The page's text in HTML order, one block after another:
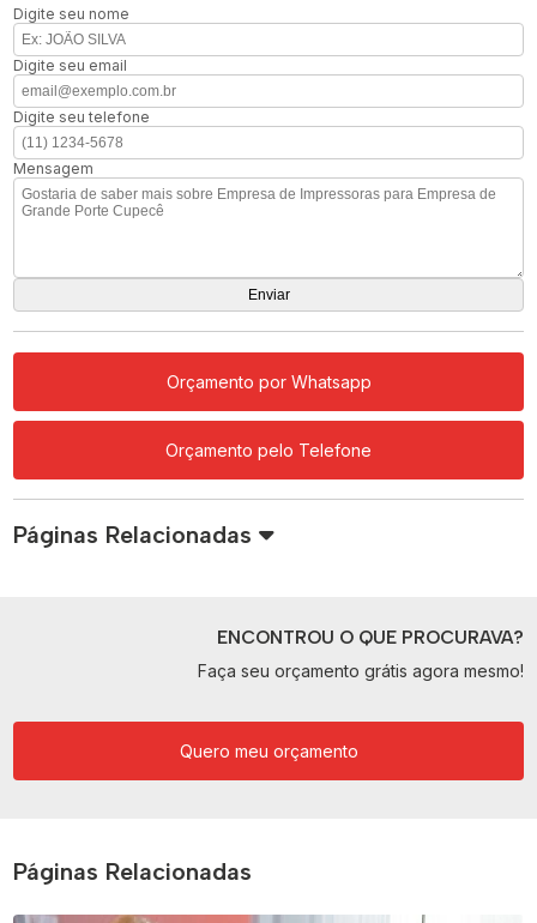
Digite seu nome
Digite seu email
Digite seu telefone
Mensagem
Orçamento por Whatsapp
Orçamento pelo Telefone
Páginas Relacionadas
ENCONTROU O QUE PROCURAVA?
Faça seu orçamento grátis agora mesmo!
Quero meu orçamento
Páginas Relacionadas